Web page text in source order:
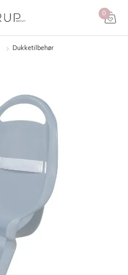
0
Dukketilbehør